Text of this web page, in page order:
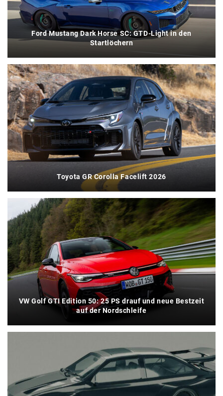
Ford Mustang Dark Horse SC: GTD-Light in den
Startlöchern
Toyota GR Corolla Facelift 2026
VW Golf GTI Edition 50: 25 PS drauf und neue Bestzeit
auf der Nordschleife